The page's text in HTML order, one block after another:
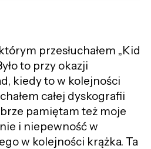
przesłuchałem „Kid
to przy okazji
kiedy to w kolejności
całej dyskografii
pamiętam też moje
i niepewność w
w kolejności krążka. Ta